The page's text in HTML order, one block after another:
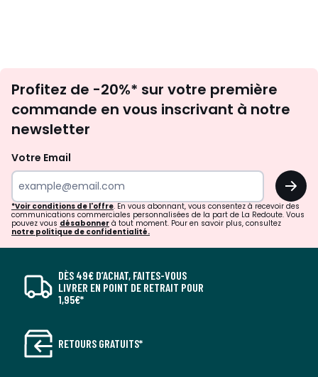
newsletter
Profitez de -20%* sur votre première
commande en vous inscrivant à notre
newsletter
Votre Email
OK
*Voir conditions de l'offre. En vous abonnant, vous consentez à recevoir des
communications commerciales personnalisées de la part de La Redoute. Vous
pouvez vous désabonner à tout moment. Pour en savoir plus, consultez
notre politique de confidentialité.
DÈS 49€ D’ACHAT, FAITES-VOUS
LIVRER EN POINT DE RETRAIT POUR
1,95€*
RETOURS GRATUITS*